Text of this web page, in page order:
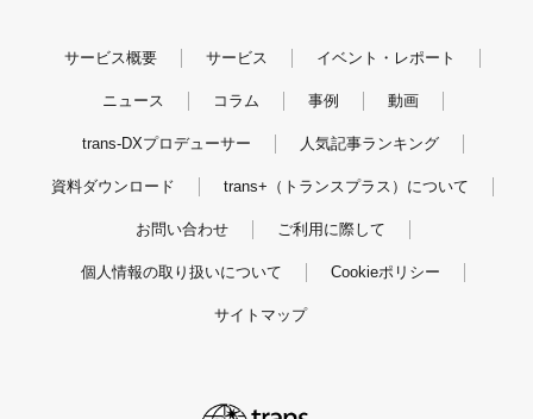
サービス概要 サービス イベント・レポート
ニュース コラム 事例 動画
trans-DXプロデューサー 人気記事ランキング
資料ダウンロード trans+（トランスプラス）について
お問い合わせ ご利用に際して
個人情報の取り扱いについて Cookieポリシー
サイトマップ